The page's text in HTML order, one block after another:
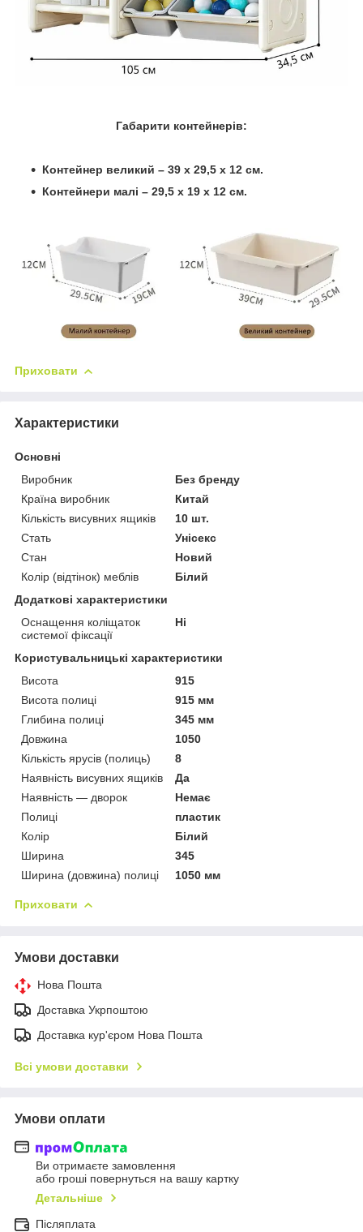
Габарити контейнерів:
Контейнер великий – 39 х 29,5 х 12 см.
Контейнери малі – 29,5 х 19 х 12 см.
Приховати
Характеристики
Основні
Виробник
Без бренду
Країна виробник
Китай
Кількість висувних ящиків
10 шт.
Стать
Унісекс
Стан
Новий
Колір (відтінок) меблів
Білий
Додаткові характеристики
Оснащення коліщаток
системої фіксації
Ні
Користувальницькі характеристики
Висота
915
Висота полиці
915 мм
Глибина полиці
345 мм
Довжина
1050
Кількість ярусів (полиць)
8
Наявність висувних ящиків
Да
Наявність — дворок
Немає
Полиці
пластик
Колір
Білий
Ширина
345
Ширина (довжина) полиці
1050 мм
Приховати
Умови доставки
Нова Пошта
Доставка Укрпоштою
Доставка кур'єром Нова Пошта
Всі умови доставки
Умови оплати
Ви отримаєте замовлення
або гроші повернуться на вашу картку
Детальніше
Післяплата